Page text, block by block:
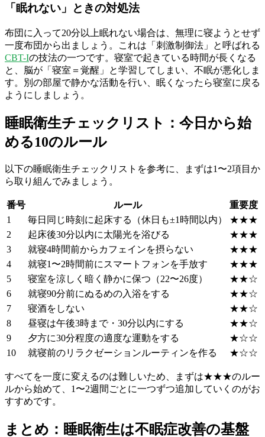
「眠れない」ときの対処法
布団に入って20分以上眠れない場合は、無理に寝ようとせず
一度布団から出ましょう。これは「刺激制御法」と呼ばれる
CBT-Iの技法の一つです。寝室で起きている時間が長くなる
と、脳が「寝室＝覚醒」と学習してしまい、不眠が悪化しま
す。別の部屋で静かな活動を行い、眠くなったら寝室に戻る
ようにしましょう。
睡眠衛生チェックリスト：今日から始
める10のルール
以下の睡眠衛生チェックリストを参考に、まずは1〜2項目か
ら取り組んでみましょう。
番号 ルール
重要度
1
毎日同じ時刻に起床する（休日も±1時間以内）
★★★
2
起床後30分以内に太陽光を浴びる
★★★
3
就寝4時間前からカフェインを摂らない
★★★
4
就寝1〜2時間前にスマートフォンを手放す
★★★
5
寝室を涼しく暗く静かに保つ（22〜26度）
★★☆
6
就寝90分前にぬるめの入浴をする
★★☆
7
寝酒をしない
★★☆
8
昼寝は午後3時まで・30分以内にする
★★☆
9
夕方に30分程度の適度な運動をする
★☆☆
10
就寝前のリラクゼーションルーティンを作る ★☆☆
すべてを一度に変えるのは難しいため、まずは★★★のルー
ルから始めて、1〜2週間ごとに一つずつ追加していくのがお
すすめです。
まとめ：睡眠衛生は不眠症改善の基盤